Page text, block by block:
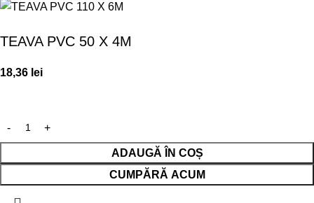
TEAVA PVC 50 X 4M
18,36 lei
ADAUGĂ ÎN COȘ
CUMPĂRĂ ACUM